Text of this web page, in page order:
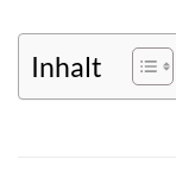
Inhalt